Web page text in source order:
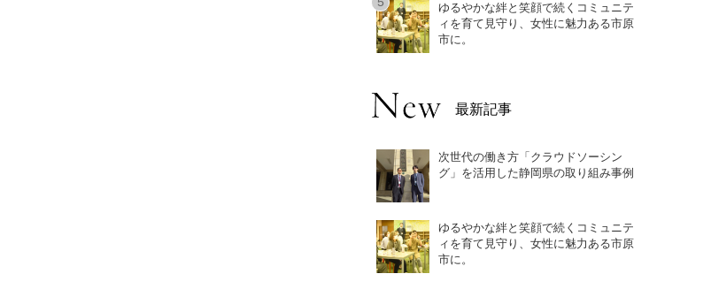
ゆるやかな絆と笑顔で続くコミュニテ
ィを育て見守り、女性に魅力ある市原
市に。
最新記事
次世代の働き方「クラウドソーシン
グ」を活用した静岡県の取り組み事例
ゆるやかな絆と笑顔で続くコミュニテ
ィを育て見守り、女性に魅力ある市原
市に。